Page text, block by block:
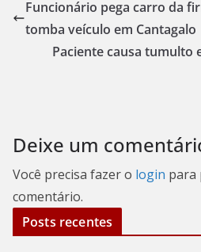
Funcionário pega carro da
tomba veículo em Cantagalo
Paciente causa tumulto
Deixe um
Você precisa fazer o login para
comentário.
Posts recentes